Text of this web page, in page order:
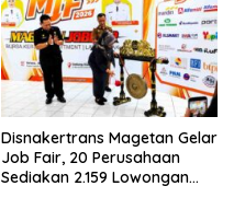
Disnakertrans Magetan Gelar
Job Fair, 20 Perusahaan
Sediakan 2.159 Lowongan